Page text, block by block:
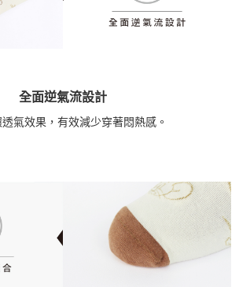
全面逆氣流設計
氣效果，有效減少穿著悶熱感。